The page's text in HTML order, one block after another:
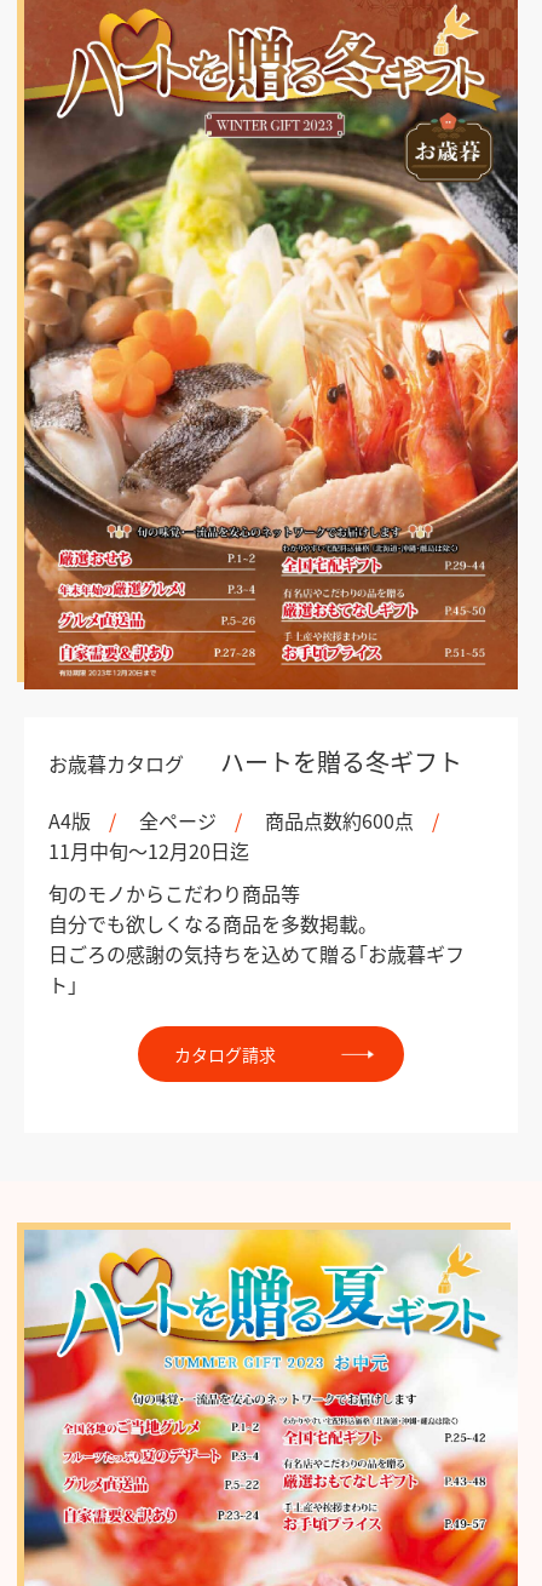
お歳暮カタログ ハートを贈る冬ギフト
A4版 全ページ
商品点数約600点
11月中旬～12月20日迄
旬のモノからこだわり商品等
自分でも欲しくなる商品を多数掲載。
日ごろの感謝の気持ちを込めて贈る｢お歳暮ギフ
ト｣
カタログ請求